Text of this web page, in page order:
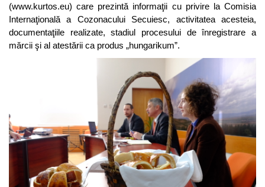
(www.kurtos.eu) care prezintă informaţii cu privire la Comisia
Internaţională a Cozonacului Secuiesc, activitatea acesteia,
documentaţiile realizate, stadiul procesului de înregistrare a
mărcii şi al atestării ca produs „hungarikum”.